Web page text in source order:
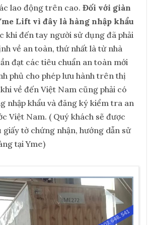
lao động trên cao. Đối với giàn
Lift vì đây là hàng nhập khẩu
khi đến tay người sử dụng đã phải
về an toàn, thứ nhất là từ nhà
đạt các tiêu chuẩn an toàn mới
phủ cho phép lưu hành trên thị
về đến Việt Nam cũng phải có
nhập khẩu và đăng ký kiểm tra an
Việt Nam. ( Quý khách sẽ được
giấy tờ chứng nhận, hướng dẫn sử
tại Yme)